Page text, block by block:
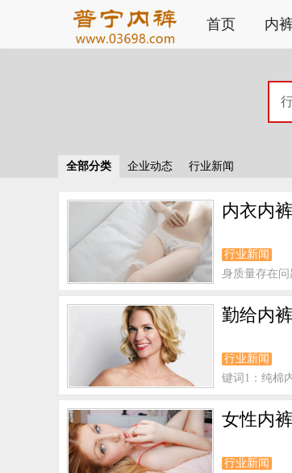
首页 内
全部分类 企业动态 行业新闻
内衣内
行业新闻
身质量存在
勤给内裤
行业新闻
键词1：纯棉
女性内
行业新闻